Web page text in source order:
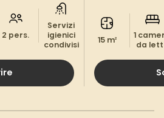
2 pers.
Servizi
igienici
condivisi
15 m²
1
da